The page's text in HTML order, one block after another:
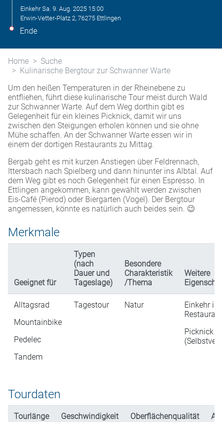
Einkehr Sa. 9. Aug. 2025 15:00
Erwin-Vetter-Platz 2, 76275 Ettlingen
Ende
Home
Suche
Kulinarische Bergtour zur Schwanner Warte
Um den heißen Temperaturen in der Rheinebene zu
entfliehen, führt diese kulinarische Tour meist durch Wald
zur Schwanner Warte. Auf dem Weg dorthin gibt es
Gelegenheit für ein kleines Picknick, damit wir uns
zwischen den Steigungen erholen können und sie ohne
Mühe schaffen. An der Schwanner Warte essen wir in
einem der dortigen Restaurants zu Mittag.
Bergab geht es mit kurzen Anstiegen über Feldrennach,
Ittersbach nach Spielberg und dann hinunter ins Albtal. Auf
dem Weg gibt es noch Gelegenheit für einen Espresso. In
Ettlingen angekommen, kann gewählt werden zwischen
Eis-Café (Pierod) oder Biergarten (Vogel). Der Bergtour
angemessen, könnte es natürlich auch beides sein. 😉
Merkmale
Geeignet für
Typen
(nach
Dauer und
Tageslage)
Besondere
Charakteristik
/Thema
Weitere
Alltagsrad
Mountainbike
Pedelec
Tandem
Tagestour Natur
Einkehr in
Picknick
Tourdaten
Tourlänge Geschwindigkeit Oberflächenqualität